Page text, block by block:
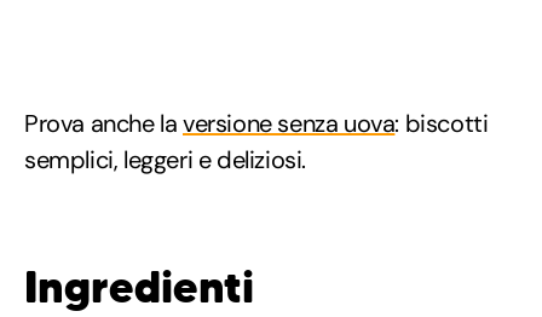
Prova anche laversione senza uova: biscotti
semplici, leggeri e deliziosi.
Ingredienti